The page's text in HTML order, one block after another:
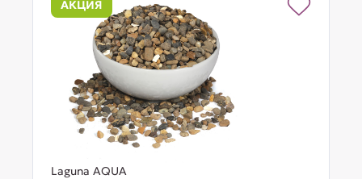
АКЦИЯ
Laguna AQUA